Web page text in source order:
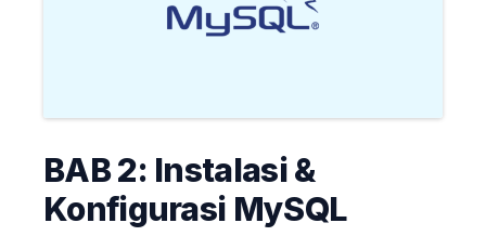
BAB 2: Instalasi &
Konfigurasi MySQL